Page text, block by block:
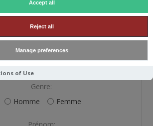
Accept all
Reject all
Manage preferences
of Use
PERSONNELLES
Genre:
Homme
Femme